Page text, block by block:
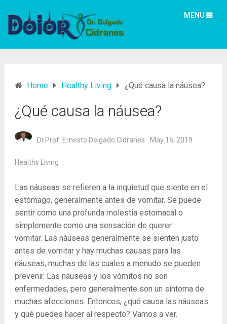
MENU
Home Healthy Living ¿Qué causa la náusea?
¿Qué causa la náusea?
Dr.Prof. Ernesto Delgado Cidranes May 16, 2019
Healthy Living
Las náuseas se refieren a la inquietud que siente en el
estómago, generalmente antes de vomitar. Se puede
sentir como una profunda molestia estomacal o
simplemente como una sensación de querer
vomitar. Las náuseas generalmente se sienten justo
antes de vomitar y hay muchas causas para las
náuseas, muchas de las cuales a menudo se pueden
prevenir. Las náuseas y los vómitos no son
enfermedades, pero generalmente son un síntoma de
muchas afecciones. Entonces, ¿qué causa las náuseas
y qué puedes hacer al respecto? Vamos a ver.